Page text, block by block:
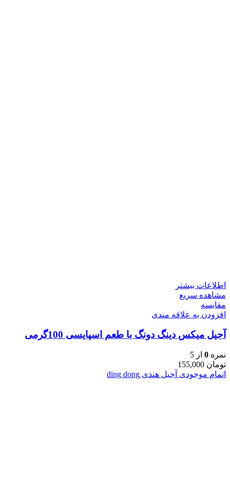
اطلاعات بیشتر
مشاهده سریع
مقایسه
افزودن به علاقه مندی
آجیل میکس دینگ دونگ با طعم اسپایسی 100گرمی
نمره 0 از 5
تومان
اتمام موجودی آجیل هندی ding dong